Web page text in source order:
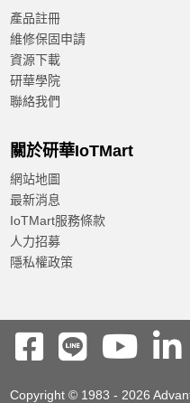
產品註冊
維修保固申請
資源下載
研華學院
聯絡我們
關於研華IoTMart
網站地圖
最新消息
IoTMart服務條款
人力招募
隱私權政策
Copyright © 1983 - 2026